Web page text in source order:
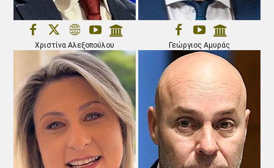
Χριστίνα Αλεξοπούλου Γεώργιος Αμυράς